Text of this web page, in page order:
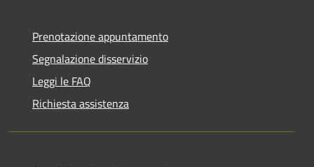
Prenotazione appuntamento
Segnalazione disservizio
Leggi le FAQ
Richiesta assistenza